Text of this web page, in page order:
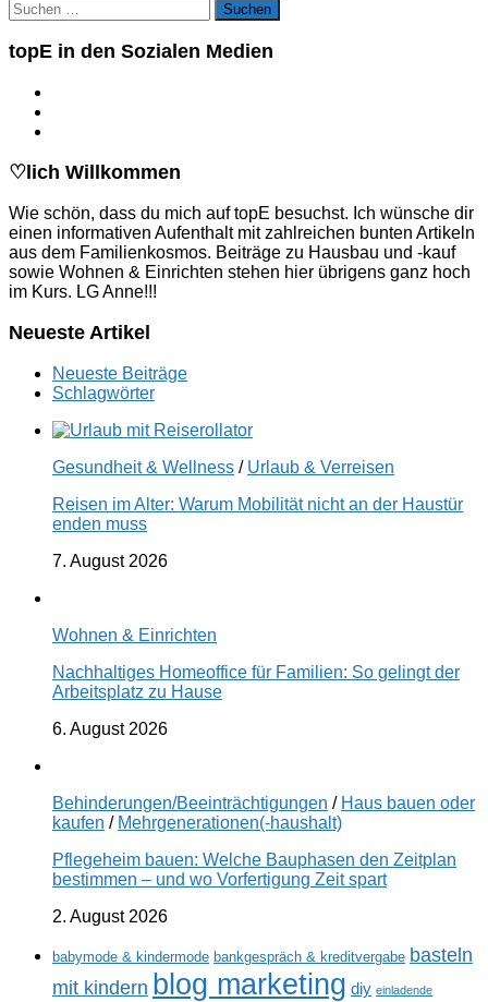
Suchen
nach:
topE in den Sozialen Medien
♡lich Willkommen
Wie schön, dass du mich auf topE besuchst. Ich wünsche dir
einen informativen Aufenthalt mit zahlreichen bunten Artikeln
aus dem Familienkosmos. Beiträge zu Hausbau und -kauf
sowie Wohnen & Einrichten stehen hier übrigens ganz hoch
im Kurs. LG Anne!!!
Neueste Artikel
Neueste Beiträge
Schlagwörter
Gesundheit & Wellness / Urlaub & Verreisen
Reisen im Alter: Warum Mobilität nicht an der Haustür
enden muss
7. August 2026
Wohnen & Einrichten
Nachhaltiges Homeoffice für Familien: So gelingt der
Arbeitsplatz zu Hause
6. August 2026
Behinderungen/Beeinträchtigungen / Haus bauen oder
kaufen / Mehrgenerationen(-haushalt)
Pflegeheim bauen: Welche Bauphasen den Zeitplan
bestimmen – und wo Vorfertigung Zeit spart
2. August 2026
babymode & kindermode bankgespräch & kreditvergabe basteln
mit kindern blog marketing diy einladende